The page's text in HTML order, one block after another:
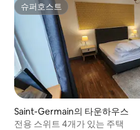
슈퍼호스트
슈퍼호스트
Saint-Germain의 타운하우스
전용 스위트 4개가 있는 주택